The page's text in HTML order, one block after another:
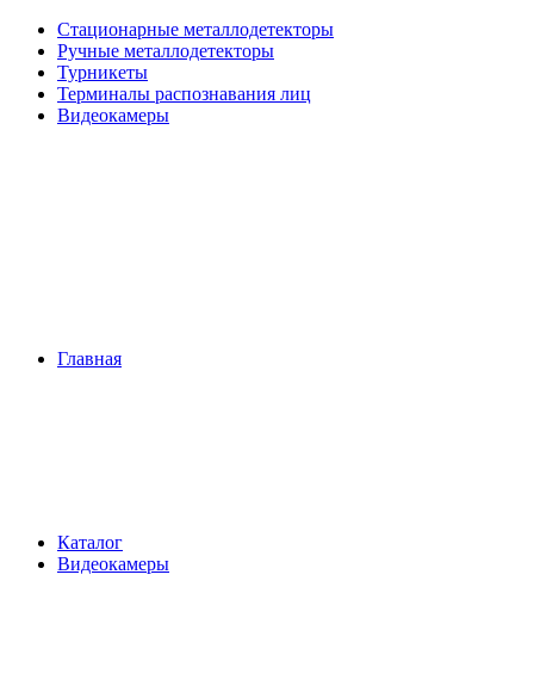
Стационарные металлодетекторы
Ручные металлодетекторы
Турникеты
Терминалы распознавания лиц
Видеокамеры
Главная
Каталог
Видеокамеры